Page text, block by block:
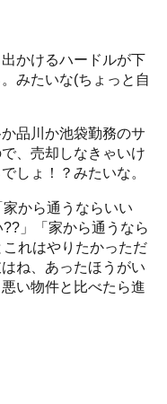
かけるハードルが下
みたいな(ちょっと自
品川か池袋勤務のサ
、売却しなきゃいけ
しょ！？みたいな。
家から通うならいい
」「家から通うなら
れはやりたかっただ
ね、あったほうがい
い物件と比べたら進